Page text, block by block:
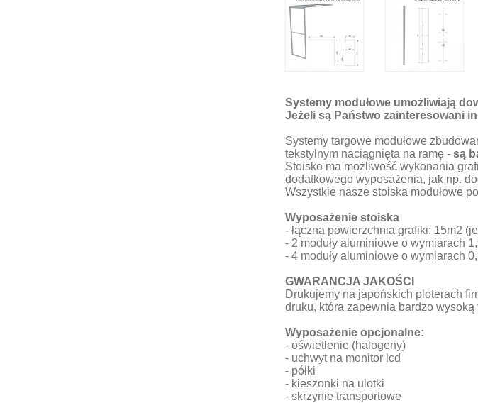
Systemy modułowe umożliwiają
Jeżeli są Państwo zainteresowani
Systemy targowe modułowe
tekstylnym naciągnięta na ramę - są
Stoisko ma możliwość wykonania
dodatkowego wyposażenia, jak np.
Wszystkie nasze stoiska modułowe
Wyposażenie stoiska
- łączna powierzchnia grafiki: 15m2
- 2 moduły aluminiowe o wymiarach
- 4 moduły aluminiowe o wymiarach
GWARANCJA JAKOŚCI
Drukujemy na japońskich ploterach
druku, która zapewnia bardzo
Wyposażenie opcjonalne:
- oświetlenie (halogeny)
- uchwyt na monitor lcd
- półki
- kieszonki na ulotki
- skrzynie transportowe